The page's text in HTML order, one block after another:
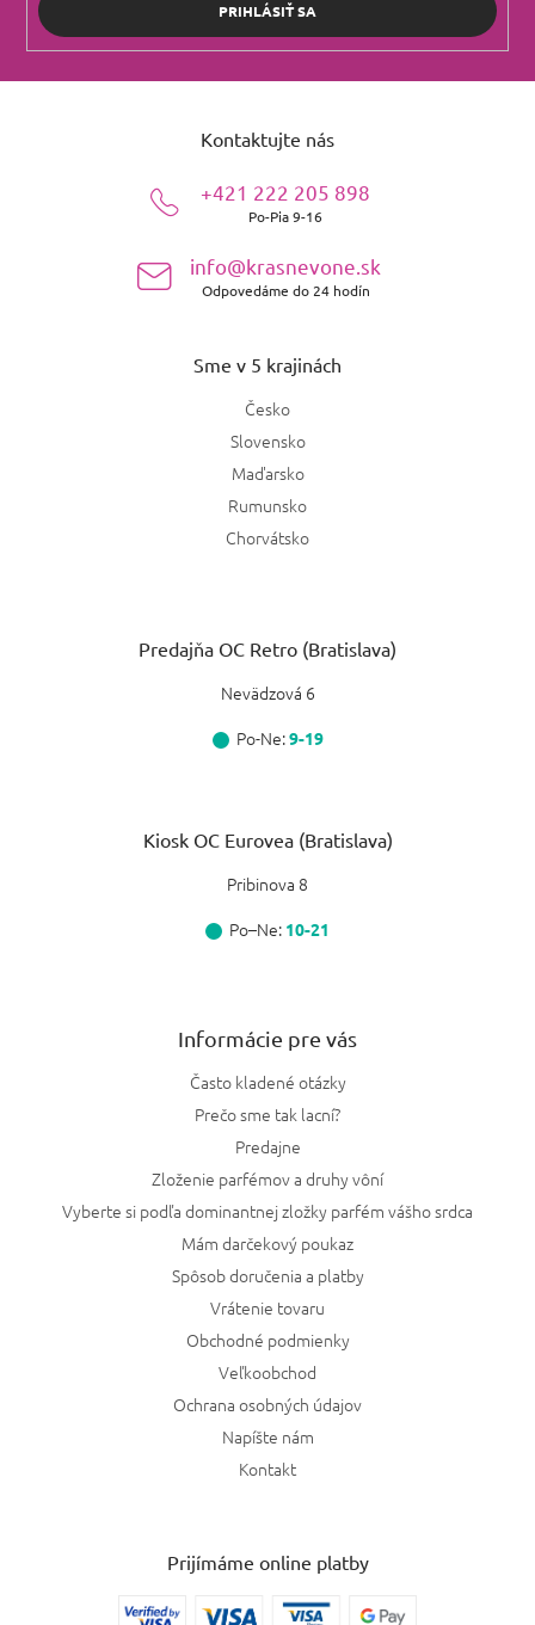
PRIHLÁSIŤ SA
Kontaktujte nás
+421 222 205 898
Po-Pia 9-16
info@krasnevone.sk
Odpovedáme do 24 hodín
Sme v 5 krajinách
Česko
Slovensko
Maďarsko
Rumunsko
Chorvátsko
Predajňa OC Retro (Bratislava)
Nevädzová 6
Po-Ne:9-19
Kiosk OC Eurovea (Bratislava)
Pribinova 8
Po–Ne: 10-21
Informácie pre vás
Často kladené otázky
Prečo sme tak lacní?
Predajne
Zloženie parfémov a druhy vôní
Vyberte si podľa dominantnej zložky parfém vášho srdca
Mám darčekový poukaz
Spôsob doručenia a platby
Vrátenie tovaru
Obchodné podmienky
Veľkoobchod
Ochrana osobných údajov
Napíšte nám
Kontakt
Prijímáme online platby